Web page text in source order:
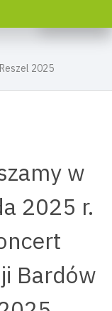
2025
w
2025 r.
Bardów